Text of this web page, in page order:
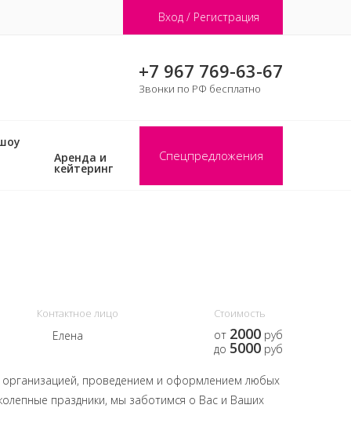
Вход / Регистрация
+7 967 769-63-67
Звонки по РФ бесплатно
Аренда и
кейтеринг
Спецпредложения
Контактное лицо
Елена
Стоимость
от 2000 руб
до 5000 руб
организацией, проведением и оформлением любых
праздники, мы заботимся о Вас и Ваших